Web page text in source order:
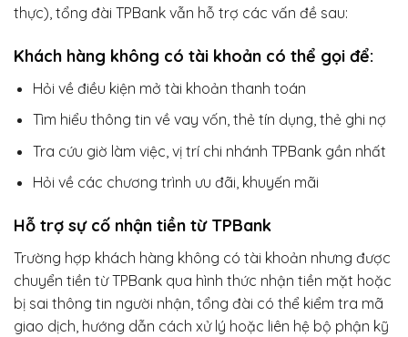
thực), tổng đài TPBank vẫn hỗ trợ các vấn đề sau:
Khách hàng không có tài khoản có thể gọi để:
Hỏi về điều kiện mở tài khoản thanh toán
Tìm hiểu thông tin về vay vốn, thẻ tín dụng, thẻ ghi nợ
Tra cứu giờ làm việc, vị trí chi nhánh TPBank gần nhất
Hỏi về các chương trình ưu đãi, khuyến mãi
Hỗ trợ sự cố nhận tiền từ TPBank
Trường hợp khách hàng không có tài khoản nhưng được
chuyển tiền từ TPBank qua hình thức nhận tiền mặt hoặc
bị sai thông tin người nhận, tổng đài có thể kiểm tra mã
giao dịch, hướng dẫn cách xử lý hoặc liên hệ bộ phận kỹ